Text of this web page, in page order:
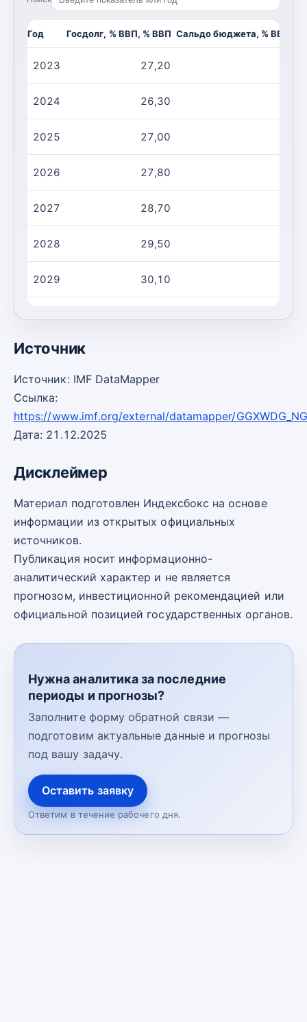
Год Госдолг, % ВВП, % ВВП Сальдо бюджета, % ВВП, %
2023 27,20
2024 26,30
2025 27,00
2026 27,80
2027 28,70
2028 29,50
2029 30,10
Источник
Источник: IMF DataMapper
Ссылка:
https://www.imf.org/external/datamapper/
Дата: 21.12.2025
Дисклеймер
Материал подготовлен Индексбокс на основе
информации из открытых официальных
источников.
Публикация носит информационно-
аналитический характер и не является
прогнозом, инвестиционной рекомендацией или
официальной позицией государственных органов.
Нужна аналитика за последние
периоды и прогнозы?
Заполните форму обратной связи —
подготовим актуальные данные и прогнозы
под вашу задачу.
Оставить заявку
Ответим в течение рабочего дня.